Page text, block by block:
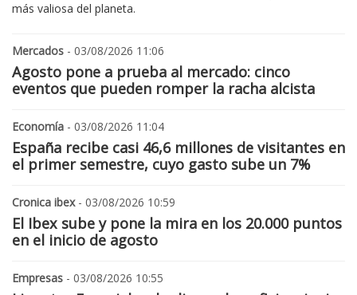
más valiosa del planeta.
Mercados - 03/08/2026 11:06
Agosto pone a prueba al mercado: cinco
eventos que pueden romper la racha alcista
Economía - 03/08/2026 11:04
España recibe casi 46,6 millones de visitantes en
el primer semestre, cuyo gasto sube un 7%
Cronica ibex- 03/08/2026 10:59
El Ibex sube y pone la mira en los 20.000 puntos
en el inicio de agosto
Empresas - 03/08/2026 10:55